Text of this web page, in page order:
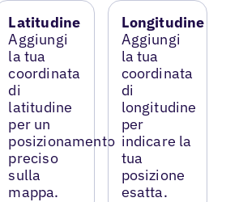
Latitudine
Aggiungi
la tua
coordinata
di
latitudine
per un
posizionamento
preciso
sulla
mappa.
Longitudine
Aggiungi
la tua
coordinata
di
longitudine
per
indicare la
tua
posizione
esatta.